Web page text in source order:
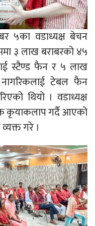
५का वडाध्यक्ष बेचन
३ लाख बराबरको ४५
स्टैण्ड फैन र ५ लाख
टेबल फैन
थियो । वडाध्यक्ष
कृयाकलाप गर्दै आएको
गरे ।